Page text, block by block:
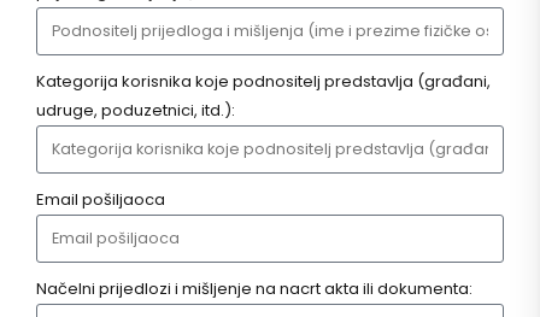
Kategorija korisnika koje podnositelj predstavlja (građani,
udruge, poduzetnici, itd.):
Email pošiljaoca
Načelni prijedlozi i mišljenje na nacrt akta ili dokumenta: